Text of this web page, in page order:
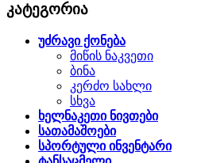
კატეგორია
უძრავი ქონება
მიწის ნაკვეთი
ბინა
კერძო სახლი
სხვა
ხელნაკეთი ნივთები
სათამაშოები
სპორტული ინვენტარი